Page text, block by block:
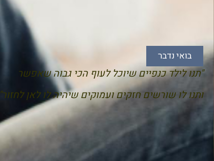
בואי נדבר
"תנו לילד כנפיים שיוכל לעוף הכי גבוה שאפשר
ותנו לו שורשים חזקים ועמוקים שיהיה לו לאן לחזור"